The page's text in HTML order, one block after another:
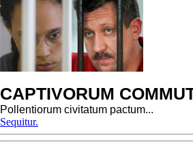
CAPTIVORUM
Pollentiorum civitatum pactum...
Sequitur.